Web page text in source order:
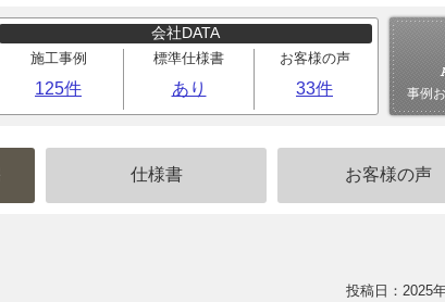
会社DATA
施工事例
125件
標準仕様書
あり
お客様の声
33件 事例
仕様書 お客様の声
投稿日：2025